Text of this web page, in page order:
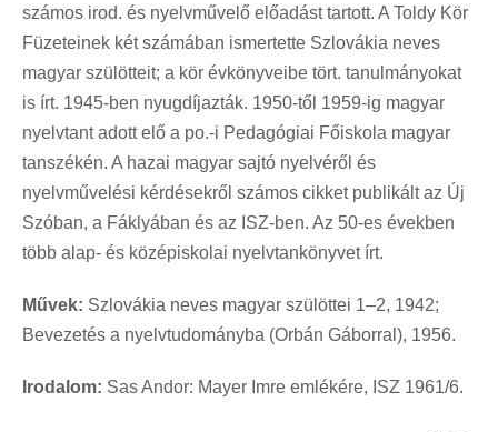
számos irod. és nyelvművelő előadást tartott. A Toldy Kör
Füzeteinek két számában ismertette Szlovákia neves
magyar szülötteit; a kör évkönyveibe tört. tanulmányokat
is írt. 1945-ben nyugdíjazták. 1950-től 1959-ig magyar
nyelvtant adott elő a po.-i Pedagógiai Főiskola magyar
tanszékén. A hazai magyar sajtó nyelvéről és
nyelvművelési kérdésekről számos cikket publikált az Új
Szóban, a Fáklyában és az ISZ-ben. Az 50-es években
több alap- és középiskolai nyelvtankönyvet írt.
Művek: Szlovákia neves magyar szülöttei 1–2, 1942;
Bevezetés a nyelvtudományba (Orbán Gáborral), 1956.
Irodalom: Sas Andor: Mayer Imre emlékére, ISZ 1961/6.